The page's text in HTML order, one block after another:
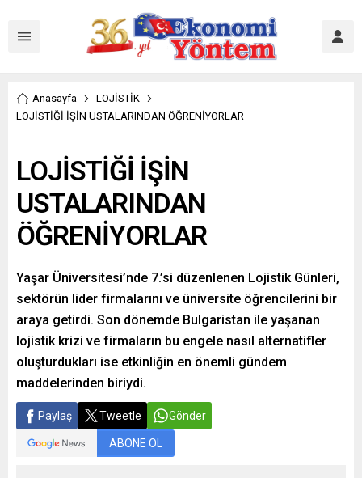
Anasayfa
LOJİSTİK
LOJİSTİĞİ İŞİN USTALARINDAN ÖĞRENİYORLAR
LOJİSTİĞİ İŞİN
USTALARINDAN
ÖĞRENİYORLAR
Yaşar Üniversitesi’nde 7.’si düzenlenen Lojistik Günleri,
sektörün lider firmalarını ve üniversite öğrencilerini bir
araya getirdi. Son dönemde Bulgaristan ile yaşanan
lojistik krizi ve firmaların bu engele nasıl alternatifler
oluşturdukları ise etkinliğin en önemli gündem
maddelerinden biriydi.
Paylaş Tweetle Gönder
ABONE OL